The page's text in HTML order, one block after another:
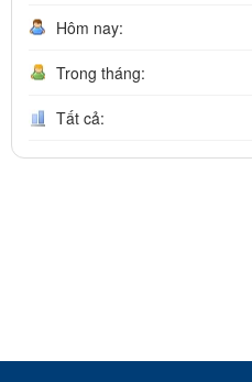
Hôm nay:
Trong tháng:
Tất cả: